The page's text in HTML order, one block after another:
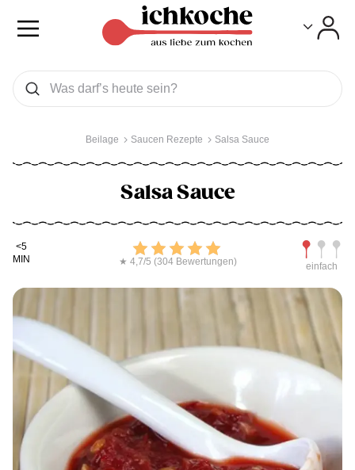
Was wollen Sie suchen
Suchen
Beilage Saucen Rezepte Salsa Sauce
Salsa Sauce
Kochdauer
<5
MIN
Bewerten
★ 4,7/5 (304 Bewertungen) einfach